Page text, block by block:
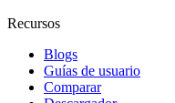
Recursos
Blogs
Guías de usuario
Comparar